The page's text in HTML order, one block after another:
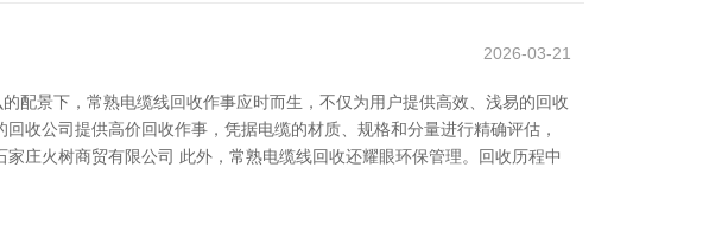
2026-03-21
配景下，常熟电缆线回收作事应时而生，不仅为用户提供高效、浅易的回收
收公司提供高价回收作事，凭据电缆的材质、规格和分量进行精确评估，
庄火树商贸有限公司 此外，常熟电缆线回收还耀眼环保管理。回收历程中